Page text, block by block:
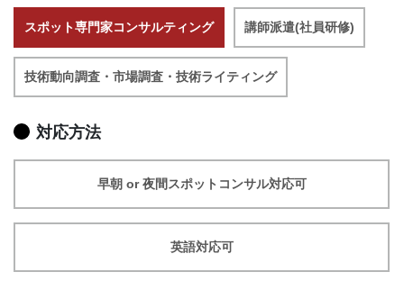
スポット専門家コンサルティング 講師派遣(社員研修)
技術動向調査・市場調査・技術ライティング
対応方法
早朝 or 夜間スポットコンサル対応可
英語対応可